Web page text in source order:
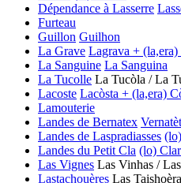
Dépendance à Lasserre
Furteau
Guillon Guilhon
La Grave Lagrava + (la,era)
La Sanguine La Sanguina
La Tucolle La Tucòla / La
Lacoste Lacòsta + (la,era)
Lamouterie
Landes de Bernatex
Landes de Laspradiasses
Landes du Petit Cla (lo) Clar
Las Vignes Las Vinhas /
Lastachouères Las